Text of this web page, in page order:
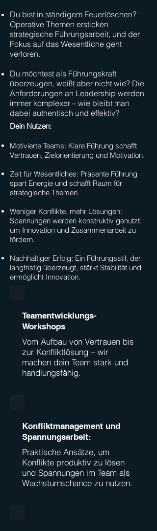
Du bist in ständigem Feuerlöschen?
Operative Themen ersticken
strategische Führungsarbeit, und der
Fokus auf das Wesentliche geht
verloren.
Du möchtest als Führungskraft
überzeugen, weißt aber nicht wie? Die
Anforderungen an Leadership werden
immer komplexer – wie bleibt man
dabei authentisch und effektiv?
Dein Nutzen:
Motivierte Teams: Klare Führung schafft
Vertrauen, Zielorientierung und Motivation.
Zeit für Wesentliches: Präsente Führung
spart Energie und schafft Raum für
strategische Themen.
Weniger Konflikte, mehr Lösungen:
Spannungen werden konstruktiv genutzt,
um Innovation und Zusammenarbeit zu
fördern.
Nachhaltiger Erfolg: Ein Führungsstil, der
langfristig überzeugt, stärkt Stabilität und
ermöglicht Innovation.
Teamentwicklungs-
Workshops
Vom Aufbau von Vertrauen bis
zur Konfliktlösung – wir
machen dein Team stark und
handlungsfähig.
Konfliktmanagement und
Spannungsarbeit:
Praktische Ansätze, um
Konflikte produktiv zu lösen
und Spannungen im Team als
Wachstumschance zu nutzen.